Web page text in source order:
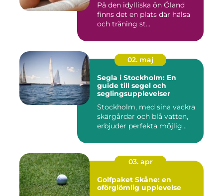
På den idylliska ön Öland
finns det en plats där hälsa
och träning st...
02. maj
Segla i Stockholm: En
guide till segel och
seglingsupplevelser
Stockholm, med sina vackra
skärgårdar och blå vatten,
erbjuder perfekta möjlig...
03. apr
Golfpaket Skåne: en
oförglömlig upplevelse